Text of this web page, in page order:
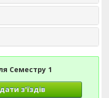
Семестру 1
з'їздів